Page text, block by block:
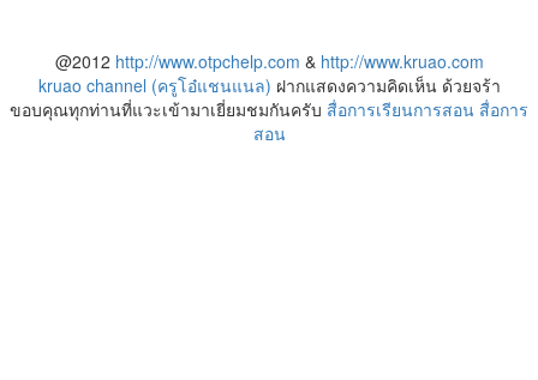
@2012 http://www.otpchelp.com & http://www.kruao.com
kruao channel (ครูโอ๋แชนแนล) ฝากแสดงความคิดเห็น ด้วยจร้า
ขอบคุณทุกท่านที่แวะเข้ามาเยี่ยมชมกันครับ สื่อการเรียนการสอน สื่อการ
สอน